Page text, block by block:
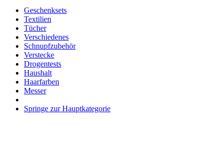
Geschenksets
Textilien
Tücher
Verschiedenes
Schnupfzubehör
Verstecke
Drogentests
Haushalt
Haarfarben
Messer
Springe zur Hauptkategorie